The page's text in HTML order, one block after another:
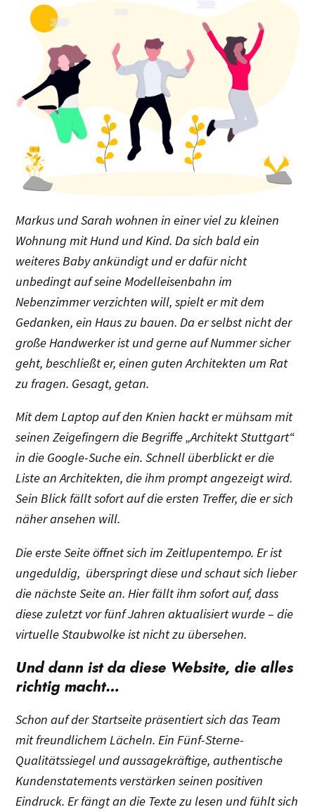
Markus und Sarah wohnen in einer viel zu kleinen
Wohnung mit Hund und Kind. Da sich bald ein
weiteres Baby ankündigt und er dafür nicht
unbedingt auf seine Modelleisenbahn im
Nebenzimmer verzichten will, spielt er mit dem
Gedanken, ein Haus zu bauen. Da er selbst nicht der
große Handwerker ist und gerne auf Nummer sicher
geht, beschließt er, einen guten Architekten um Rat
zu fragen. Gesagt, getan.
Mit dem Laptop auf den Knien hackt er mühsam mit
seinen Zeigefingern die Begriffe „Architekt Stuttgart“
in die Google-Suche ein. Schnell überblickt er die
Liste an Architekten, die ihm prompt angezeigt wird.
Sein Blick fällt sofort auf die ersten Treffer, die er sich
näher ansehen will.
Die erste Seite öffnet sich im Zeitlupentempo. Er ist
ungeduldig, überspringt diese und schaut sich lieber
die nächste Seite an. Hier fällt ihm sofort auf, dass
diese zuletzt vor fünf Jahren aktualisiert wurde – die
virtuelle Staubwolke ist nicht zu übersehen.
Und dann ist da diese Website, die alles
richtig macht…
Schon auf der Startseite präsentiert sich das Team
mit freundlichem Lächeln. Ein Fünf-Sterne-
Qualitätssiegel und aussagekräftige, authentische
Kundenstatements verstärken seinen positiven
Eindruck. Er fängt an die Texte zu lesen und fühlt sich